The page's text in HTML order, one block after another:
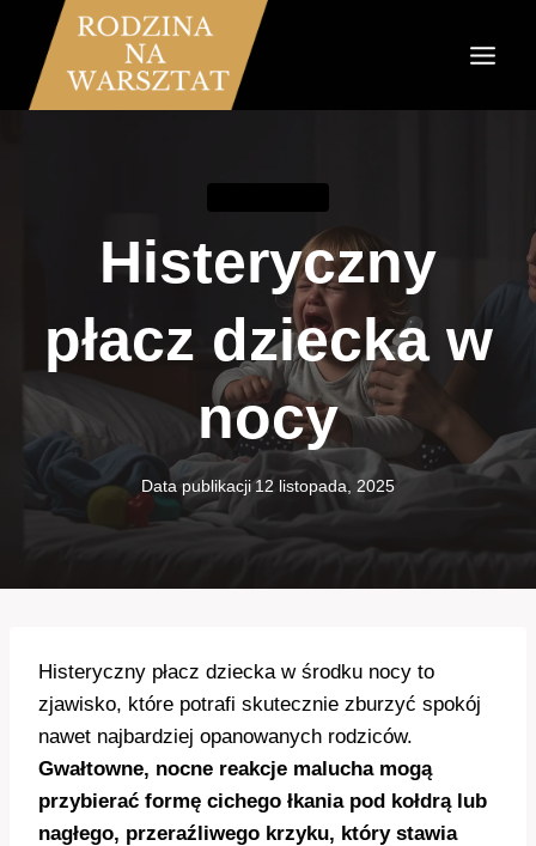
Przejdź
treści
Histeryczny
płacz dziecka w
nocy
Data publikacji 12 listopada, 2025
Histeryczny płacz dziecka w środku nocy to
zjawisko, które potrafi skutecznie zburzyć spokój
nawet najbardziej opanowanych rodziców.
Gwałtowne, nocne reakcje malucha mogą
przybierać formę cichego łkania pod kołdrą lub
nagłego, przeraźliwego krzyku, który stawia